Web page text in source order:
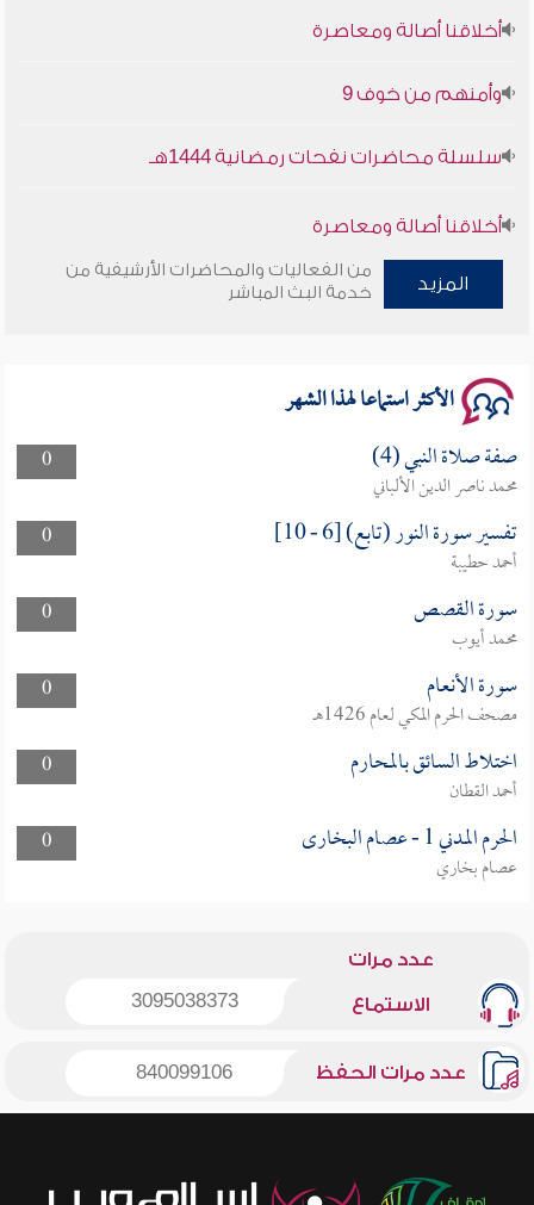
أخلاقنا أصالة ومعاصرة
وأمنهم من خوف 9
سلسلة محاضرات نفحات رمضانية 1444هـ
أخلاقنا أصالة ومعاصرة
وأمنهم من خوف 9
المزيد
من الفعاليات والمحاضرات الأرشيفية من
خدمة البث المباشر
الأكثر استماعا لهذا الشهر
0 صفة صلاة النبي (4)
محمد ناصر الدين الألباني
0
تفسير سورة النور (تابع) [6 - 10]
أحمد حطيبة
0
سورة القصص
محمد أيوب
0
سورة الأنعام
مصحف الحرم المكي لعام 1426هـ
0
اختلاط السائق بالمحارم
أحمد القطان
0
الحرم المدني 1 - عصام البخارى
عصام بخاري
عدد مرات
الاستماع 3095038373
عدد مرات الحفظ 840099106